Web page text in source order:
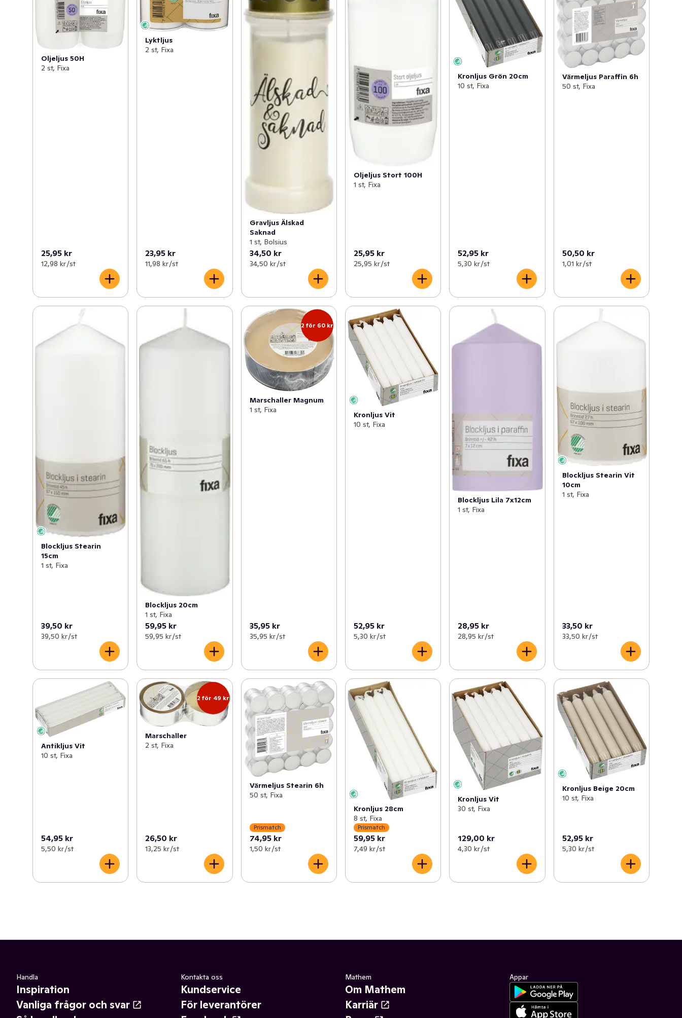
Oljeljus 50H
2 st, Fixa
25,95 kr
12,98 kr /st
Lyktljus
2 st, Fixa
23,95 kr
11,98 kr /st
Gravljus Älskad
Saknad
1 st, Bolsius
34,50 kr
34,50 kr /st
Oljeljus Stort 100H
1 st, Fixa
25,95 kr
25,95 kr /st
Kronljus Grön 20cm
10 st, Fixa
52,95 kr
5,30 kr /st
Värmeljus Paraffin 6h
50 st, Fixa
50,50 kr
1,01 kr /st
Blockljus Stearin
15cm
1 st, Fixa
39,50 kr
39,50 kr /st
Blockljus 20cm
1 st, Fixa
59,95 kr
59,95 kr /st
2 för 60 kr
Marschaller Magnum
1 st, Fixa
35,95 kr
35,95 kr /st
Kronljus Vit
10 st, Fixa
52,95 kr
5,30 kr /st
Blockljus Lila 7x12cm
1 st, Fixa
28,95 kr
28,95 kr /st
Blockljus Stearin Vit
10cm
1 st, Fixa
33,50 kr
33,50 kr /st
Antikljus Vit
10 st, Fixa
54,95 kr
5,50 kr /st
2 för 49 kr
Marschaller
2 st, Fixa
26,50 kr
13,25 kr /st
Värmeljus Stearin 6h
50 st, Fixa
Prismatch
74,95 kr
1,50 kr /st
Kronljus 28cm
8 st, Fixa
Prismatch
59,95 kr
7,49 kr /st
Kronljus Vit
30 st, Fixa
129,00 kr
4,30 kr /st
Kronljus Beige 20cm
10 st, Fixa
52,95 kr
5,30 kr /st
Handla
Inspiration
Vanliga frågor och svar
Kontakta oss
Kundservice
För leverantörer
Mathem
Om Mathem
Karriär
Appar